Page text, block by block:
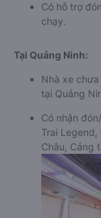
Có hỗ trợ
chạy.
Tại Quảng Ninh:
Nhà xe
tại Quảng
Có nhận
Trai Legend,
Châu, Cảng